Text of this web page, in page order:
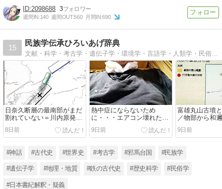
2098688 3
週間IN:140 週間OUT:560 月間IN:690
15
民族学伝承ひろいあげ辞典
文献・科学・考古学・遺伝子学・環境学・言語学・人類学・民俗学・民族学 あらゆるヒントを総合し、最新用語を解説、独自に解釈してわかりやすく説明します。 誰も書かない、目から鱗、鼻から牛乳、目から火花、頭の先からぴかっと電球
日奈久断層の最南部がまだ
割れていない＝川内原発・
伊方原発の危機？
8日前
熱中症にならないため
に・・・エアコン壊れた高
齢者のぼくの工夫
9日前
富雄丸山古墳
／物部から和
動と古墳群部
9日前
#神話 #古代史 #世界史 #考古学 #邪馬台国 #民族学
#遺伝子学 #地理・地質 #鉄の古代史 #歴史科学 #民俗学
#日本書紀解釈・疑義